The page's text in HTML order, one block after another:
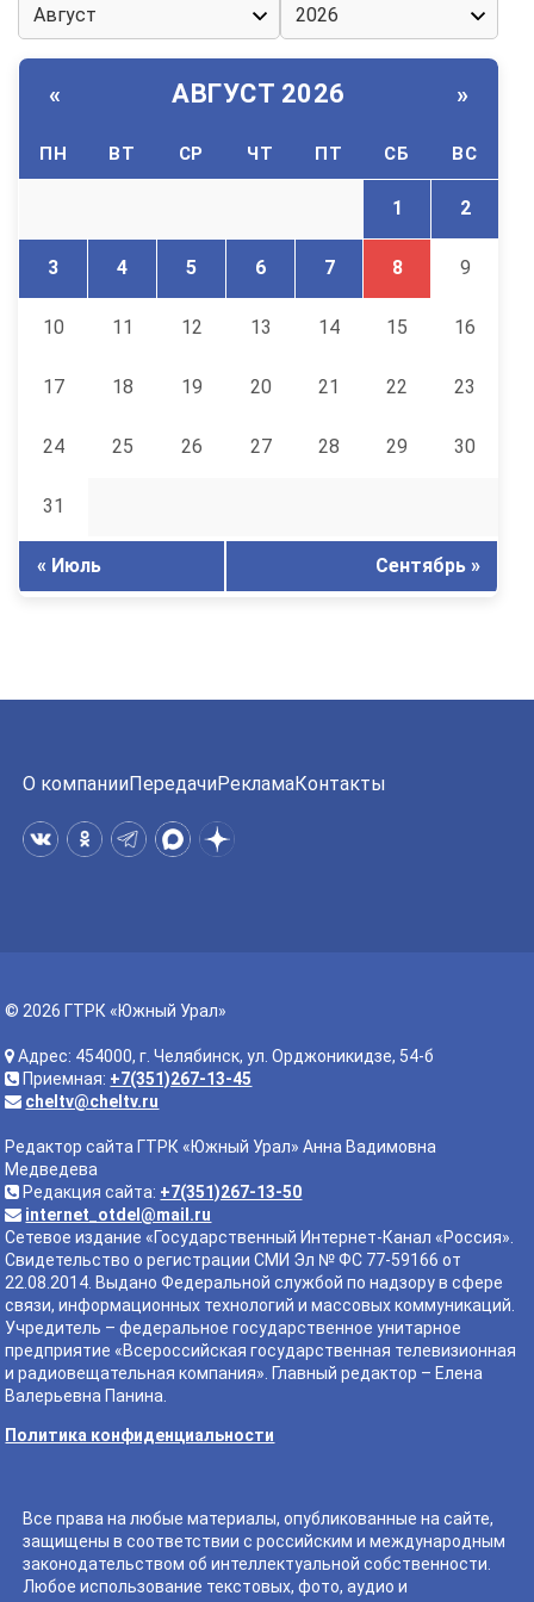
« АВГУСТ 2026 »
ПН ВТ СР ЧТ ПТ СБ ВС
1 2
3 4 5 6 7 8 9
10 11 12 13 14 15 16
17 18 19 20 21 22 23
24 25 26 27 28 29 30
31
« Июль Сентябрь »
О компанииПередачиРекламаКонтакты
© 2026 ГТРК «Южный Урал»
Адрес: 454000, г. Челябинск, ул. Орджоникидзе, 54-б
Приемная: +7(351)267-13-45
cheltv@cheltv.ru
Редактор сайта ГТРК «Южный Урал» Анна Вадимовна
Медведева
Редакция сайта: +7(351)267-13-50
internet_otdel@mail.ru
Сетевое издание «Государственный Интернет-Канал «Россия».
Свидетельство о регистрации СМИ Эл № ФС 77-59166 от
22.08.2014. Выдано Федеральной службой по надзору в сфере
связи, информационных технологий и массовых коммуникаций.
Учредитель – федеральное государственное унитарное
предприятие «Всероссийская государственная телевизионная
и радиовещательная компания». Главный редактор – Елена
Валерьевна Панина.
Политика конфиденциальности
Все права на любые материалы, опубликованные на сайте,
защищены в соответствии с российским и международным
законодательством об интеллектуальной собственности.
Любое использование текстовых, фото, аудио и